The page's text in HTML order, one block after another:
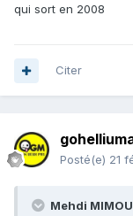
qui sort en 2008
Citer
Posté(e) 21
Mehdi